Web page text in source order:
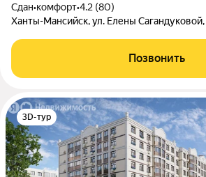
Сдан•комфорт•4.2 (80)
Ханты-Мансийск, ул. Елены Сагандуковой,
Позвонить
3D-тур